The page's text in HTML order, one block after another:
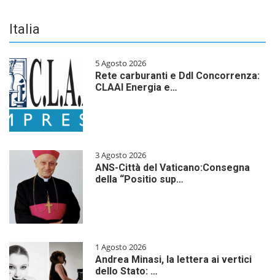
Italia
5 Agosto 2026
Rete carburanti e Ddl Concorrenza:
CLAAI Energia e…
3 Agosto 2026
ANS-Città del Vaticano:Consegna
della “Positio sup…
1 Agosto 2026
Andrea Minasi, la lettera ai vertici
dello Stato: …